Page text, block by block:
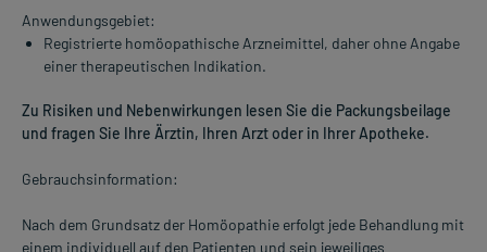
Anwendungsgebiet:
Registrierte homöopathische Arzneimittel, daher ohne Angabe
einer therapeutischen Indikation.
Zu Risiken und Nebenwirkungen lesen Sie die Packungsbeilage
und fragen Sie Ihre Ärztin, Ihren Arzt oder in Ihrer Apotheke.
Gebrauchsinformation:
Nach dem Grundsatz der Homöopathie erfolgt jede Behandlung mit
einem individuell auf den Patienten und sein jeweiliges